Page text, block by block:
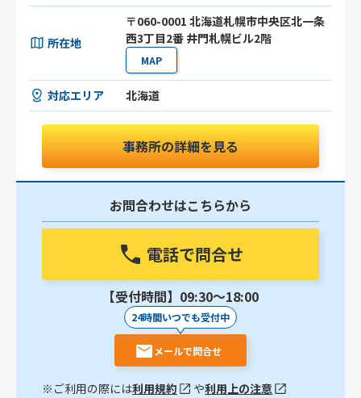
所在地
〒060-0001 北海道札幌市中央区北一条
西3丁目2番 井門札幌ビル2階
MAP
対応エリア 北海道
事務所の詳細を見る
お問合わせはこちらから
電話で問合せ
【受付時間】09:30〜18:00
24時間いつでも受付中
メールで問合せ
※ご利用の際には利用規約 や利用上の注意